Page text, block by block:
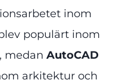
inom
populärt inom
medan AutoCAD
arkitektur och